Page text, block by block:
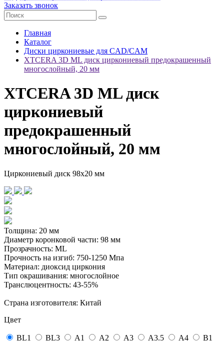
Заказать звонок
Главная
Каталог
Диски циркониевые для CAD/CAM
XTCERA 3D ML диск циркониевый предокрашенный
многослойный, 20 мм
XTCERA 3D ML диск
циркониевый
предокрашенный
многослойный, 20 мм
Циркониевый диск 98х20 мм
Толщина: 20 мм
Диаметр коронковой части: 98 мм
Прозрачность: ML
Прочность на изгиб: 750-1250 Мпа
Материал: диоксид циркония
Тип окрашивания: многослойное
Транслюцентность: 43-55%
Страна изготовителя: Китай
Цвет
BL1 BL3 А1 А2 А3 А3.5 А4
B1